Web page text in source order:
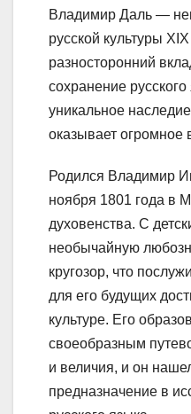
Владимир Даль —
русской культуры
разносторонний
сохранение
уникальное
оказывает
Родился Владимир
ноября 1801 года в
духовенства. С
необычайную
кругозор, что
для его будущих
культуре. Его
своеобразным
и величия, и он
предназначение в